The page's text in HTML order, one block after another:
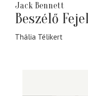
Jack Bennett
Beszélő
Thália Télikert